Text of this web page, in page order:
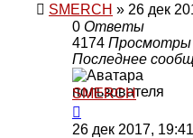
SMERCH » 26 дек
0 Ответы
4174 Просмотры
Последнее
SMERCH
26 дек 2017, 19:41